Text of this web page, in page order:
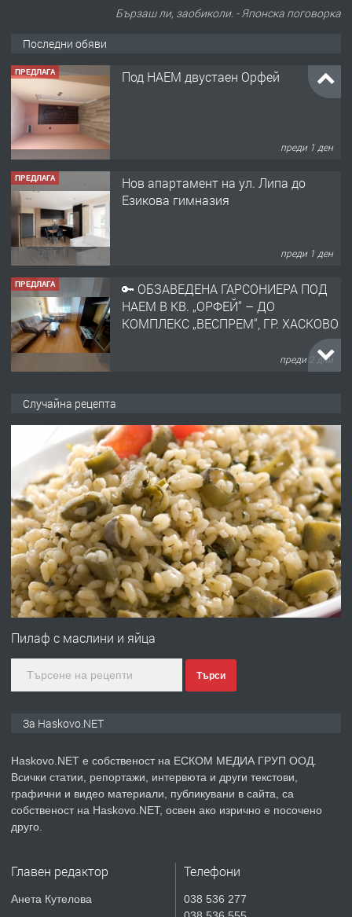
Бързаш ли, заобиколи. - Японска поговорка
Последни обяви
ПРЕДЛАГА Под НАЕМ двустаен Орфей
преди 1 ден
ПРЕДЛАГА
Нов апартамент на ул. Липа до
Езикова гимназия
преди 1 ден
ПРЕДЛАГА
🔑 ОБЗАВЕДЕНА ГАРСОНИЕРА ПОД
НАЕМ В КВ. „ОРФЕЙ“ – ДО
КОМПЛЕКС „ВЕСПРЕМ“, ГР. ХАСКОВО
преди 2 дни
АПАРТАМЕНТ В ЦЕНТЪРА НА ГР.
ХАСКОВО
преди 3 дни
ПРЕДЛАГА Давам гараж под наем
преди 3 дни
ПРЕДЛАГА
№4120 Магазин/Офис под наем в кв.
градската градина!
преди 4 дни
ПРЕДЛАГА
Продавам парцел в гр. Хасково кв.
Случайна рецепта
Пилаф с маслини и яйца
Търси
За Haskovo.NET
Haskovo.NET е собственост на ЕСКОМ МЕДИА ГРУП ООД.
Всички статии, репортажи, интервюта и други текстови,
графични и видео материали, публикувани в сайта, са
собственост на Haskovo.NET, освен ако изрично е посочено
друго.
Главен редактор
Анета Кутелова
Телефони
038 536 277